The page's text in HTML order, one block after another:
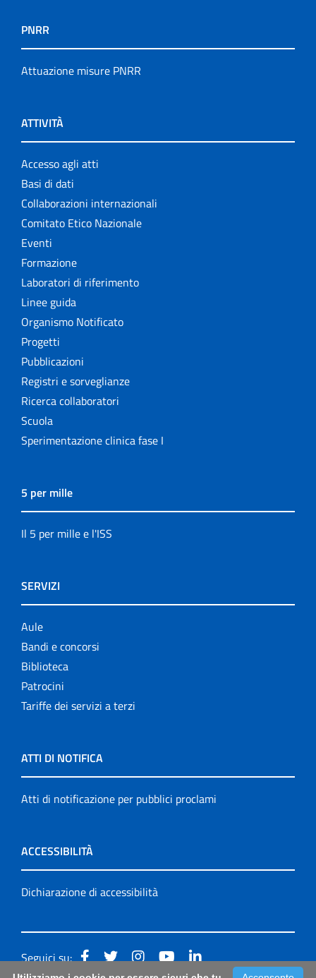
PNRR
Attuazione misure PNRR
ATTIVITÀ
Accesso agli atti
Basi di dati
Collaborazioni internazionali
Comitato Etico Nazionale
Eventi
Formazione
Laboratori di riferimento
Linee guida
Organismo Notificato
Progetti
Pubblicazioni
Registri e sorveglianze
Ricerca collaboratori
Scuola
Sperimentazione clinica fase I
5 per mille
Il 5 per mille e l'ISS
SERVIZI
Aule
Bandi e concorsi
Biblioteca
Patrocini
Tariffe dei servizi a terzi
ATTI DI NOTIFICA
Atti di notificazione per pubblici proclami
ACCESSIBILITÀ
Dichiarazione di accessibilità
Seguici su: